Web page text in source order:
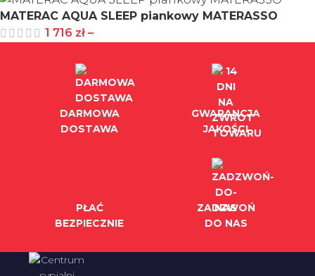
MATERAC AQUA SLEEP piankowy MATERASSO
1 716 zł –
DARMOWA
DOSTAWA
GWARANCJA
JAKOŚCI
PŁAĆ
BEZPIECZNIE
ZADZWOŃ
DO NAS